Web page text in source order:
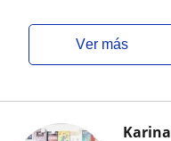
ver más
Karina